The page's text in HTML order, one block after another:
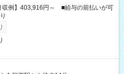
例】403,916円～ ■給与の前払いが可